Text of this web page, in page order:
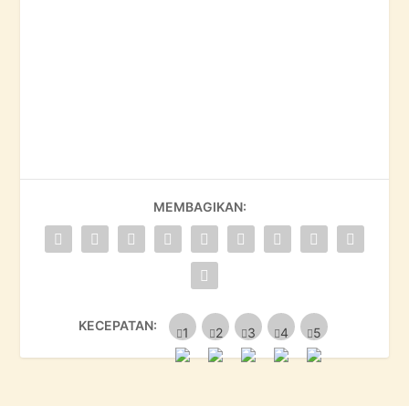
MEMBAGIKAN:
KECEPATAN: